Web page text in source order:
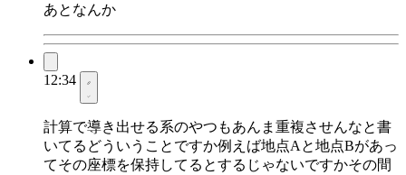
あとなんか
12:34
計算で導き出せる系のやつもあんま重複させんなと書
いてるどういうことですか例えば地点Aと地点Bがあっ
てその座標を保持してるとするじゃないですかその間